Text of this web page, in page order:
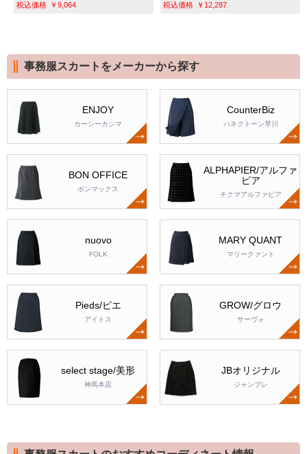
￥9,064 ￥12,287
事務服スカートをメーカーから探す
ENJOY
カーシーカシマ
CounterBiz
ハネクトーン早川
BON OFFICE
ボンマックス
ALPHAPIER/アルファ
ピア
チクマアルファピア
nuovo
FOLK
MARY QUANT
マリークァント
Pieds/ピエ
アイトス
GROW/グロウ
サーヴォ
select stage/美形
神馬本店
JBオリジナル
ジャンブレ